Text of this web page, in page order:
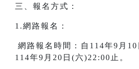
三、報名方式：
1.網路報名：
網路報名時間：自114年9月
114年9月20日(六)22:00止。